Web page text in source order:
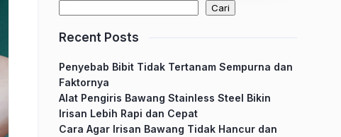
Cari
Recent Posts
Penyebab Bibit Tidak Tertanam Sempurna dan
Faktornya
Alat Pengiris Bawang Stainless Steel Bikin
Irisan Lebih Rapi dan Cepat
Cara Agar Irisan Bawang Tidak Hancur dan